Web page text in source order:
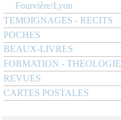
Fourvière/Lyon
TEMOIGNAGES - RECITS
POCHES
BEAUX-LIVRES
FORMATION - THEOLOGIE
REVUES
CARTES POSTALES